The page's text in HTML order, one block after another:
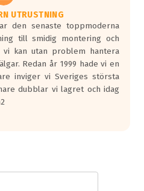
UTRUSTNING
den senaste toppmoderna
till smidig montering och
kan utan problem hantera
Redan år 1999 hade vi en
inviger vi Sveriges största
dubblar vi lagret och idag